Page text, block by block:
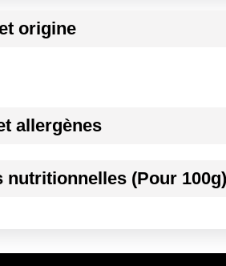
origine
allergènes
nutritionnelles (Pour 100g)